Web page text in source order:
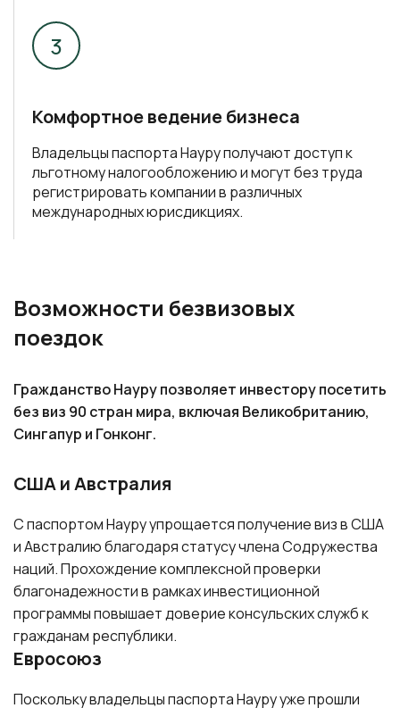
Комфортное ведение бизнеса
регистрировать компании в различных
международных юрисдикциях.
Возможности безвизовых
Гражданство Науру позволяет инвестору посетить
без виз 90 стран мира, включая Великобританию,
США и Австралия
и Австралию благодаря статусу члена Содружества
наций. Прохождение комплексной проверки
благонадежности в рамках инвестиционной
программы повышает доверие консульских служб к
гражданам республики.
Евросоюз
Поскольку владельцы паспорта Науру уже прошли
строгую проверку на благонадежность, включающую
международные базы данных, им предоставляются
более благоприятные условия для оформления виз в